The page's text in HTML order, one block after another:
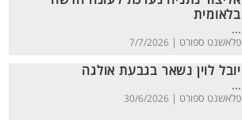
בלאומית
...
פלאשנט ספורט | 7/7/2026
יובל לוין נשאר בגבעת אולגה
...
פלאשנט ספורט | 30/6/2026